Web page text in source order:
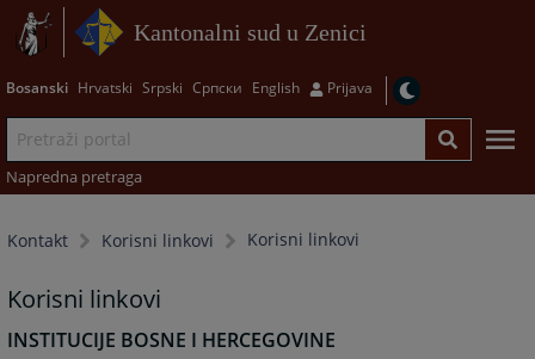
Kantonalni sud u Zenici
Bosanski Hrvatski Srpski Српски English Prijava
Napredna pretraga
Kontakt Korisni linkovi Korisni linkovi
Korisni linkovi
INSTITUCIJE BOSNE I HERCEGOVINE